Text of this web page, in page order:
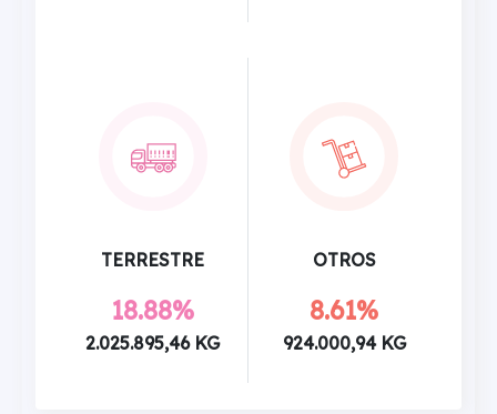
TERRESTRE
18.88%
2.025.895,46 KG
OTROS
8.61%
924.000,94 KG